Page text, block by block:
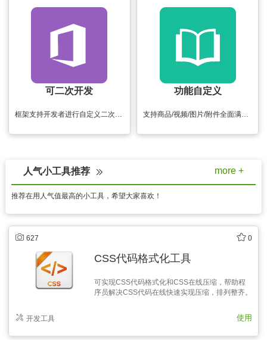
可二次开发
框架支持开发者进行自定义二次开发，开发更简单
功能自定义
支持商品/视频/图片/附件全面满足用户需求
人气小工具推荐 more +
推荐在用人气值最高的小工具，希望大家喜欢！
627 0
CSS代码格式化工具
可实现CSS代码格式化和CSS在线压缩，帮助程
序员解决CSS代码在线快速实现压缩，排列整齐。
开发工具 使用